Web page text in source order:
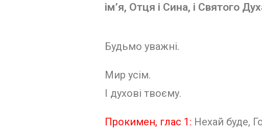
ім’я, Отця і Сина, і Святого
Будьмо уважні.
Мир усім.
І духові твоєму.
Прокимен, глас 1: Нехай буде,